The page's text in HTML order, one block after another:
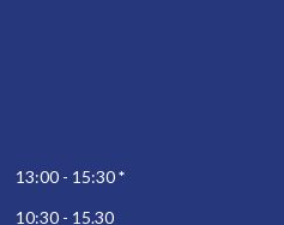
13:00 - 15:30*
10:30 - 15.30